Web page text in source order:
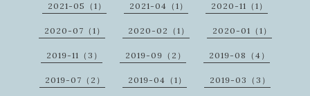
2021-05（1） 2021-04（1） 2020-11（1）
2020-07（1） 2020-02（1） 2020-01（1）
2019-11（3） 2019-09（2） 2019-08（4）
2019-07（2） 2019-04（1） 2019-03（3）